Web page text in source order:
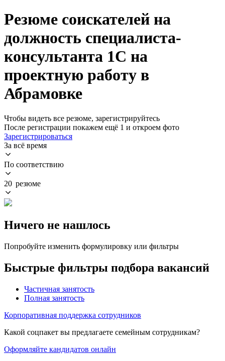
Резюме соискателей на
должность специалиста-
консультанта 1С на
проектную работу в
Абрамовке
Чтобы видеть все резюме, зарегистрируйтесь
После регистрации покажем ещё 1 и откроем фото
Зарегистрироваться
За всё время
По соответствию
20 резюме
Ничего не нашлось
Попробуйте изменить формулировку или фильтры
Быстрые фильтры подбора вакансий
Частичная занятость
Полная занятость
Корпоративная поддержка сотрудников
Какой соцпакет вы предлагаете семейным сотрудникам?
Оформляйте кандидатов онлайн